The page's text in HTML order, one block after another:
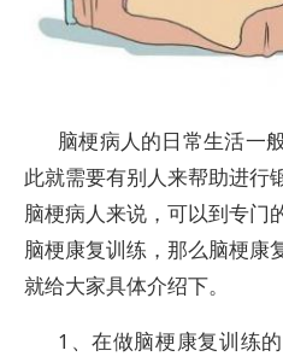
脑梗病人的日常生活一
此就需要有别人来帮助进行
脑梗病人来说，可以到专门
脑梗康复训练，那么脑梗康
就给大家具体介绍下。
1、在做脑梗康复训练